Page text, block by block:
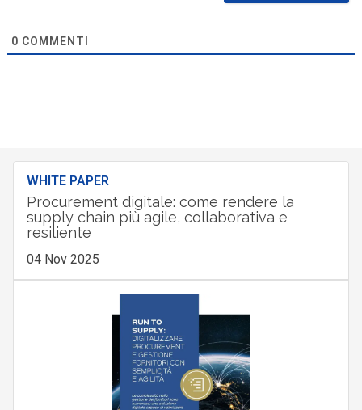
0 COMMENTI
WHITE PAPER
Procurement digitale: come rendere la
supply chain più agile, collaborativa e
resiliente
04 Nov 2025